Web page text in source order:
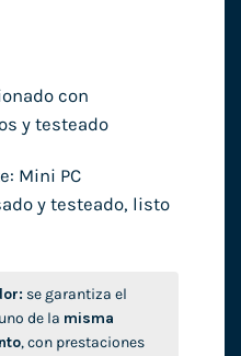
con
y testeado
Mini PC
y testeado, listo
se garantiza el
de la misma
, con prestaciones